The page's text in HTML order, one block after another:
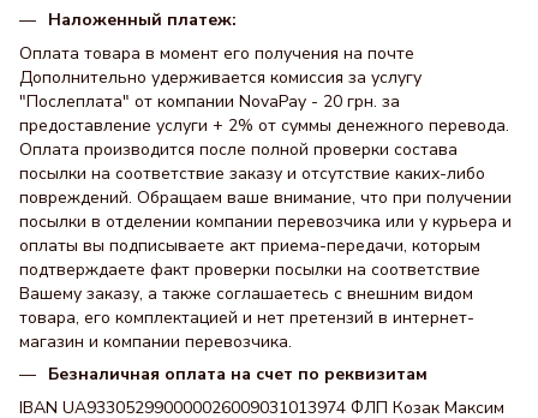
Наложенный платеж:
Оплата товара в момент его получения на почте
Дополнительно удерживается комиссия за услугу
"Послеплата" от компании NovaPay - 20 грн. за
предоставление услуги + 2% от суммы денежного перевода.
Оплата производится после полной проверки состава
посылки на соответствие заказу и отсутствие каких-либо
повреждений. Обращаем ваше внимание, что при получении
посылки в отделении компании перевозчика или у курьера и
оплаты вы подписываете акт приема-передачи, которым
подтверждаете факт проверки посылки на соответствие
Вашему заказу, а также соглашаетесь с внешним видом
товара, его комплектацией и нет претензий в интернет-
магазин и компании перевозчика.
Безналичная оплата на счет по реквизитам
IBAN UA933052990000026009031013974 ФЛП Козак Максим